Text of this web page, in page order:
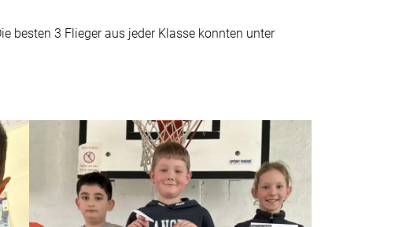
besten 3 Flieger aus jeder Klasse konnten unter